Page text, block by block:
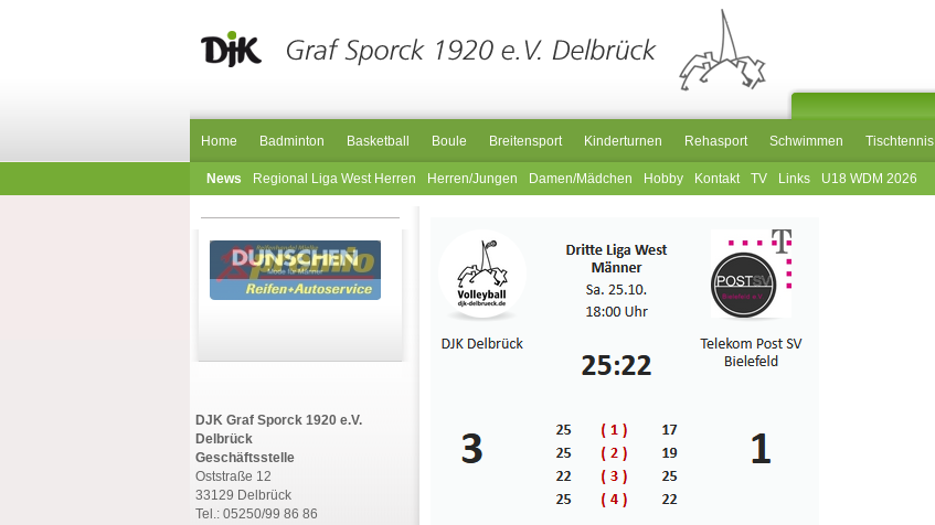
Home Badminton Basketball Boule Breitensport Kinderturnen Rehasport Schwimmen Tischtennis
News Regional Liga West Herren Herren/Jungen Damen/Mädchen Hobby Kontakt TV Links U18 WDM 2026
DJK Graf Sporck 1920 e.V.
Delbrück
Geschäftsstelle
Oststraße 12
33129 Delbrück
Tel.: 05250/99 86 86